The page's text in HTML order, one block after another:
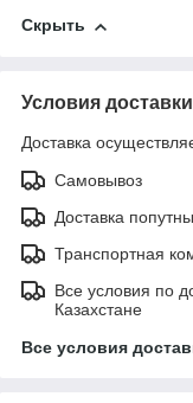
Скрыть
Условия доставки
Доставка
Самовывоз
Доставка
Транспортная
Все условия по
Казахстане
Все условия